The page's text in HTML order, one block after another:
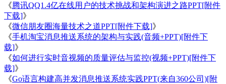
《腾讯QQ1.4亿在线用户的技术挑战和架构演进之路PPT[附件
下载]》
《微信朋友圈海量技术之道PPT[附件下载]》
《手机淘宝消息推送系统的架构与实践(音频+PPT)[附件下
载]》
《如何进行实时音视频的质量评估与监控(视频+PPT)[附件下
载]》
《Go语言构建高并发消息推送系统实践PPT(来自360公司)[附